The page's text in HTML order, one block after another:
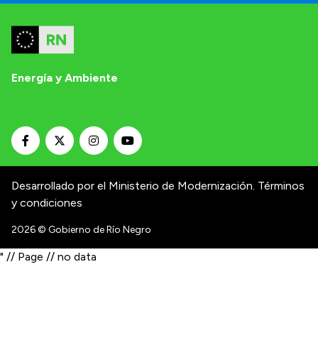
Energía y Ambiente
Desarrollado por el Ministerio de Modernización. Términos
y condiciones
2026© Gobierno de Río Negro
" // Page // no data